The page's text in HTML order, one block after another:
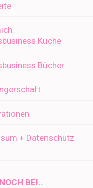
Küche
Bücher
+ Datenschutz
BEI..